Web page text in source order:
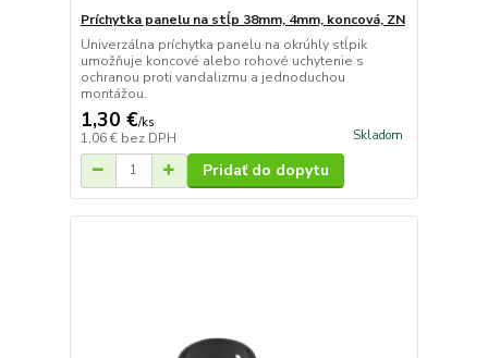
Príchytka panelu na stĺp 38mm, 4mm, koncová, ZN
Univerzálna príchytka panelu na okrúhly stĺpik
umožňuje koncové alebo rohové uchytenie s
ochranou proti vandalizmu a jednoduchou
montážou.
1,30 €/ks
1,06 € bez DPH Skladom
Pridať do dopytu